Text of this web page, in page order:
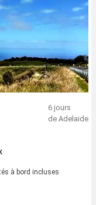
6 jours
de Adelaide
à bord incluses